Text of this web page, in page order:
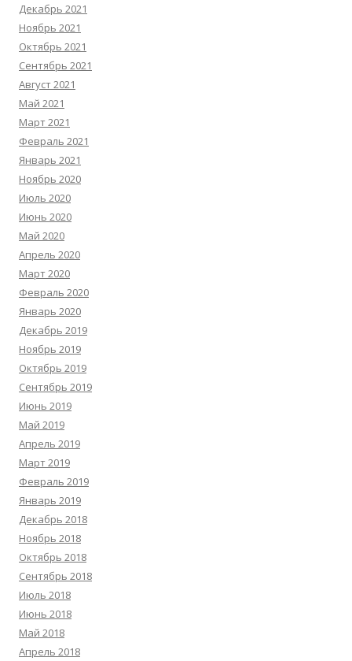
Декабрь 2021
Ноябрь 2021
Октябрь 2021
Сентябрь 2021
Август 2021
Май 2021
Март 2021
Февраль 2021
Январь 2021
Ноябрь 2020
Июль 2020
Июнь 2020
Май 2020
Апрель 2020
Март 2020
Февраль 2020
Январь 2020
Декабрь 2019
Ноябрь 2019
Октябрь 2019
Сентябрь 2019
Июнь 2019
Май 2019
Апрель 2019
Март 2019
Февраль 2019
Январь 2019
Декабрь 2018
Ноябрь 2018
Октябрь 2018
Сентябрь 2018
Июль 2018
Июнь 2018
Май 2018
Апрель 2018